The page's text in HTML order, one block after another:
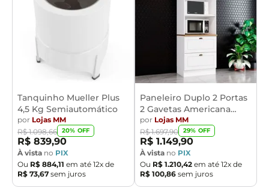
Tanquinho Mueller Plus
4,5 Kg Semiautomático
por Lojas MM
R$ 1.098,66 20% OFF
R$ 839,90
À vista no PIX
Ou R$ 884,11 em até 12x de
R$ 73,67 sem juros
Paneleiro Duplo 2 Portas
2 Gavetas Americana
Henn
por Lojas MM
R$ 1.697,90 29% OFF
R$ 1.149,90
À vista no PIX
Ou R$ 1.210,42 em até 12x de
R$ 100,86 sem juros